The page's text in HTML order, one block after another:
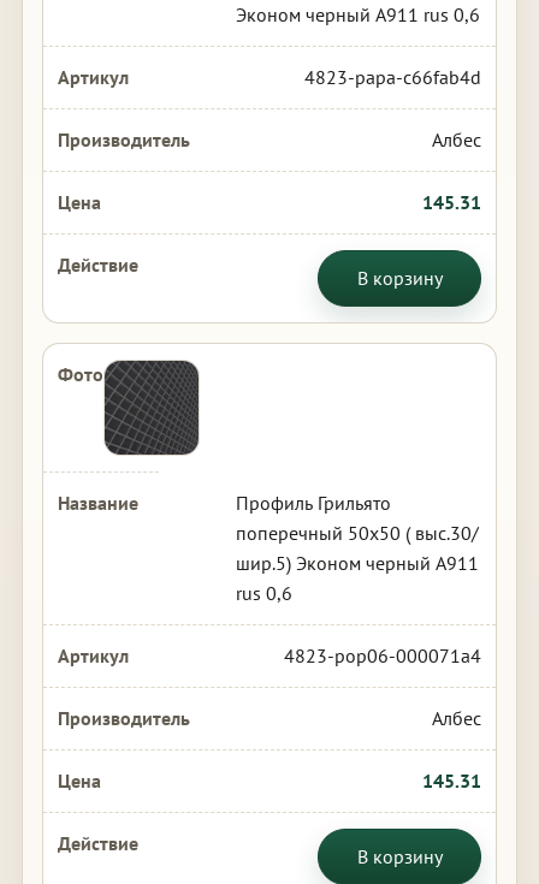
Эконом черный А911 rus 0,6
4823-papa-c66fab4d
Албес
145.31
В корзину
Профиль Грильято
поперечный 50х50 ( выс.30/
шир.5) Эконом черный А911
rus 0,6
4823-pop06-000071a4
Албес
145.31
В корзину